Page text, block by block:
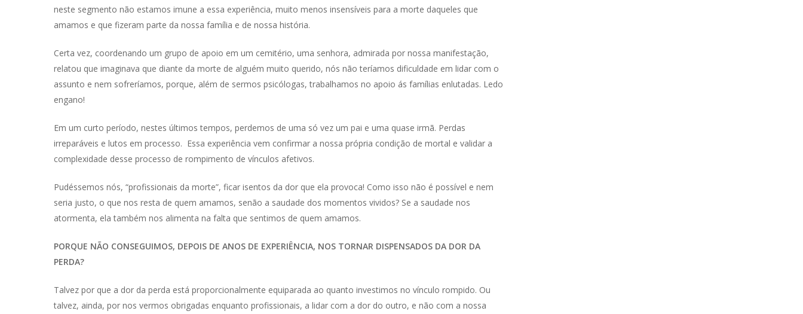
neste segmento não estamos imune a essa experiência, muito menos insensíveis para a morte daqueles que
amamos e que fizeram parte da nossa família e de nossa história.
Certa vez, coordenando um grupo de apoio em um cemitério, uma senhora, admirada por nossa manifestação,
relatou que imaginava que diante da morte de alguém muito querido, nós não teríamos dificuldade em lidar com o
assunto e nem sofreríamos, porque, além de sermos psicólogas, trabalhamos no apoio ás famílias enlutadas. Ledo
engano!
Em um curto período, nestes últimos tempos, perdemos de uma só vez um pai e uma quase irmã. Perdas
irreparáveis e lutos em processo. Essa experiência vem confirmar a nossa própria condição de mortal e validar a
complexidade desse processo de rompimento de vínculos afetivos.
Pudéssemos nós, “profissionais da morte”, ficar isentos da dor que ela provoca! Como isso não é possível e nem
seria justo, o que nos resta de quem amamos, senão a saudade dos momentos vividos? Se a saudade nos
atormenta, ela também nos alimenta na falta que sentimos de quem amamos.
PORQUE NÃO CONSEGUIMOS, DEPOIS DE ANOS DE EXPERIÊNCIA, NOS TORNAR DISPENSADOS DA DOR DA
PERDA?
Talvez por que a dor da perda está proporcionalmente equiparada ao quanto investimos no vínculo rompido. Ou
talvez, ainda, por nos vermos obrigadas enquanto profissionais, a lidar com a dor do outro, e não com a nossa